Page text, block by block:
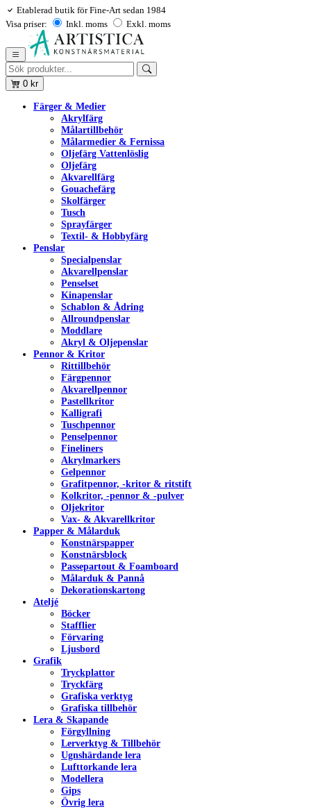
Etablerad butik för Fine-Art sedan 1984
Visa priser:
Inkl. moms Exkl. moms
0 kr
Färger & Medier
Akrylfärg
Målartillbehör
Målarmedier & Fernissa
Oljefärg Vattenlöslig
Oljefärg
Akvarellfärg
Gouachefärg
Skolfärger
Tusch
Sprayfärger
Textil- & Hobbyfärg
Penslar
Specialpenslar
Akvarellpenslar
Penselset
Kinapenslar
Schablon & Ådring
Allroundpenslar
Moddlare
Akryl & Oljepenslar
Pennor & Kritor
Rittillbehör
Färgpennor
Akvarellpennor
Pastellkritor
Kalligrafi
Tuschpennor
Penselpennor
Fineliners
Akrylmarkers
Gelpennor
Grafitpennor, -kritor & ritstift
Kolkritor, -pennor & -pulver
Oljekritor
Vax- & Akvarellkritor
Papper & Målarduk
Konstnärspapper
Konstnärsblock
Passepartout & Foamboard
Målarduk & Pannå
Dekorationskartong
Ateljé
Böcker
Stafflier
Förvaring
Ljusbord
Grafik
Tryckplattor
Tryckfärg
Grafiska verktyg
Grafiska tillbehör
Lera & Skapande
Förgyllning
Lerverktyg & Tillbehör
Ugnshärdande lera
Lufttorkande lera
Modellera
Gips
Övrig lera